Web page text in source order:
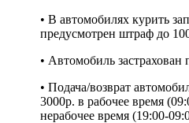
• В автомобилях курить
предусмотрен штраф до
• Автомобиль
• Подача/возврат
3000р. в рабочее время
нерабочее время (19:00-